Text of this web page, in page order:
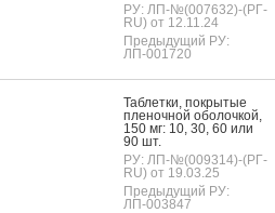
РУ: ЛП-№(007632)-(РГ-
RU) от 12.11.24
Предыдущий РУ:
ЛП-001720
Таб­летки, пок­ры­тые
пле­ноч­ной обо­лоч­кой,
150 мг: 10, 30, 60 или
90 шт.
РУ: ЛП-№(009314)-(РГ-
RU) от 19.03.25
Предыдущий РУ:
ЛП-003847